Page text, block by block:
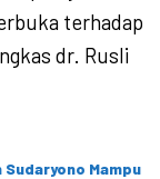
terhadap
dr. Rusli
Sudaryono Mampu